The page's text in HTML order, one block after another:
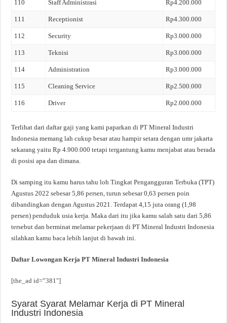
110 Staff Administrasi Rp4.200.000
111 Receptionist Rp4.300.000
112 Security Rp3.000.000
113 Teknisi Rp3.000.000
114 Administration Rp3.000.000
115 Cleaning Service Rp2.500.000
116 Driver Rp2.000.000
Terlihat dari daftar gaji yang kami paparkan di PT Mineral Industri
Indonesia memang lah cukup besar atau hampir setara dengan umr jakarta
sekarang yaitu Rp 4.900.000 tetapi tergantung kamu menjabat atau berada
di posisi apa dan dimana.
Di samping itu kamu harus tahu loh Tingkat Pengangguran Terbuka (TPT)
Agustus 2022 sebesar 5,86 persen, turun sebesar 0,63 persen poin
dibandingkan dengan Agustus 2021. Terdapat 4,15 juta orang (1,98
persen) penduduk usia kerja. Maka dari itu jika kamu salah satu dari 5,86
tersebut dan berminat melamar pekerjaan di PT Mineral Industri Indonesia
silahkan kamu baca lebih lanjut di bawah ini.
Daftar Lowongan Kerja PT Mineral Industri Indonesia
[the_ad id=”381″]
Syarat Syarat Melamar Kerja di PT Mineral
Industri Indonesia